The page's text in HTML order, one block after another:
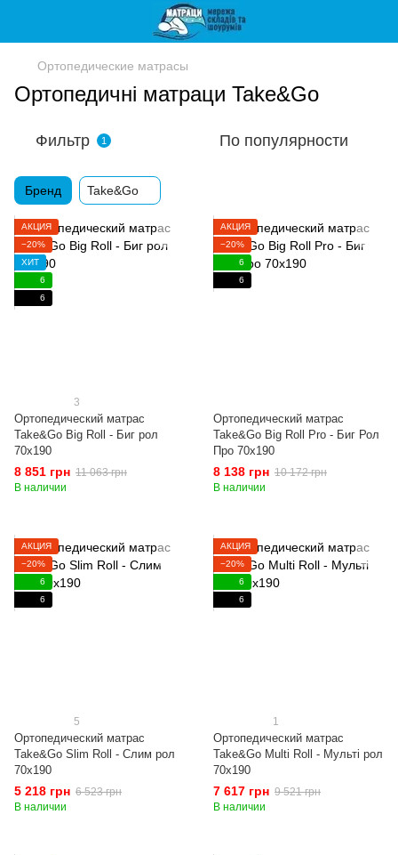
Ортопедические матрасы
Ортопедичні матраци Take&Go
Фильтр 1 По популярности
Бренд Take&Go
АКЦИЯ
−20%
ХИТ
6
6
3
Ортопедический матрас
Take&Go Big Roll - Биг рол
70x190
8 851 грн 11 063 грн
В наличии
АКЦИЯ
−20%
6
6
Ортопедический матрас
Take&Go Big Roll Pro - Биг Рол
Про 70x190
8 138 грн 10 172 грн
В наличии
АКЦИЯ
−20%
6
6
5
Ортопедический матрас
Take&Go Slim Roll - Слим рол
70x190
5 218 грн 6 523 грн
В наличии
АКЦИЯ
−20%
6
6
1
Ортопедический матрас
Take&Go Multi Roll - Мульті рол
70x190
7 617 грн 9 521 грн
В наличии